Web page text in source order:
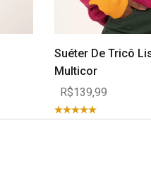
Suéter De Tricô
Multicor
R$139,99